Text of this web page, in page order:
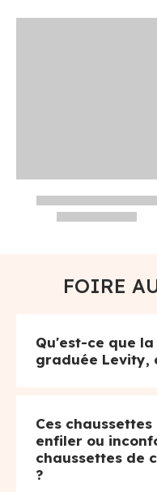
FOIRE
Qu'est-ce que
graduée Levity,
Ces
enfiler ou
chaussettes de
?